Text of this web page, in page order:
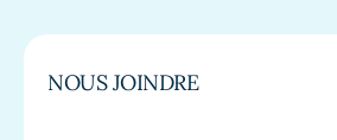
NOUS JOINDRE